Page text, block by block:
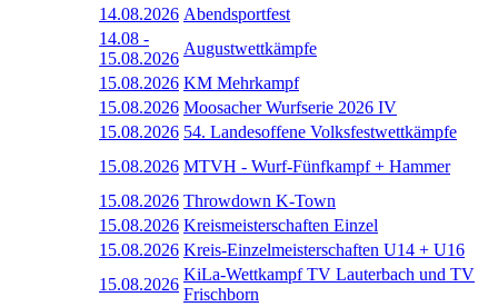
14.08.2026 Abendsportfest
14.08 -
15.08.2026
Augustwettkämpfe
15.08.2026 KM Mehrkampf
15.08.2026 Moosacher Wurfserie 2026 IV
15.08.2026 54. Landesoffene Volksfestwettkämpfe
15.08.2026 MTVH - Wurf-Fünfkampf + Hammer
15.08.2026 Throwdown K-Town
15.08.2026 Kreismeisterschaften Einzel
15.08.2026 Kreis-Einzelmeisterschaften U14 + U16
15.08.2026
KiLa-Wettkampf TV Lauterbach und TV
Frischborn